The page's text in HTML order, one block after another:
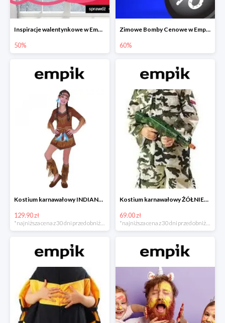
Inspiracje walentynkowe w Empiku do -50%
50%
Zimowe Bomby Cenowe w Empiku do -60%
60%
Kostium karnawałowy INDIANKA
129.90 zł
*najniższa cena z 30 dni przed obniżką
Kostium karnawałowy ŻÓŁNIERZ
69.00 zł
*najniższa cena z 30 dni przed obniżką